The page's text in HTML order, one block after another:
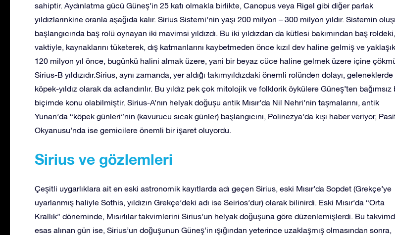
sahiptir. Aydınlatma gücü Güneş’in 25 katı olmakla birlikte, Canopus veya Rigel gibi diğer parlak
yıldızlarınkine oranla aşağıda kalır. Sirius Sistemi’nin yaşı 200 milyon – 300 milyon yıldır. Sistemin
başlangıcında baş rolü oynayan iki mavimsi yıldızdı. Bu iki yıldızdan da kütlesi bakımından baş roldeki,
vaktiyle, kaynaklarını tüketerek, dış katmanlarını kaybetmeden önce kızıl dev haline gelmiş ve yaklaşık
120 milyon yıl önce, bugünkü halini almak üzere, yani bir beyaz cüce haline gelmek üzere içine
Sirius-B yıldızıdır.Sirius, aynı zamanda, yer aldığı takımyıldızdaki önemli rolünden dolayı, geleneklerde
köpek-yıldız olarak da adlandırılır. Bu yıldız pek çok mitolojik ve folklorik öykülere Güneş’ten bağımsız
biçimde konu olabilmiştir. Sirius-A’nın helyak doğuşu antik Mısır’da Nil Nehri’nin taşmalarını, antik
Yunan’da “köpek günleri”nin (kavurucu sıcak günler) başlangıcını, Polinezya’da kışı haber veriyor,
Okyanusu’nda ise gemicilere önemli bir işaret oluyordu.
Sirius ve gözlemleri
Çeşitli uygarlıklara ait en eski astronomik kayıtlarda adı geçen Sirius, eski Mısır’da Sopdet (Grekçe’ye
uyarlanmış haliyle Sothis, yıldızın Grekçe’deki adı ise Seirios’dur) olarak bilinirdi. Eski Mısır’da “Orta
Krallık” döneminde, Mısırlılar takvimlerini Sirius’un helyak doğuşuna göre düzenlemişlerdi. Bu
esas alınan gün ise, Sirius’un doğuşunun Güneş’in ışığından yeterince uzaklaşmış olmasından sonra,